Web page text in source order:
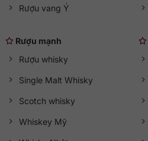
Rượu vang Ý
Rượu mạnh
Rượu whisky
Single Malt Whisky
Scotch whisky
Whiskey Mỹ